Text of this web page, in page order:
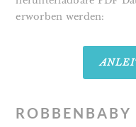
erworben werden: